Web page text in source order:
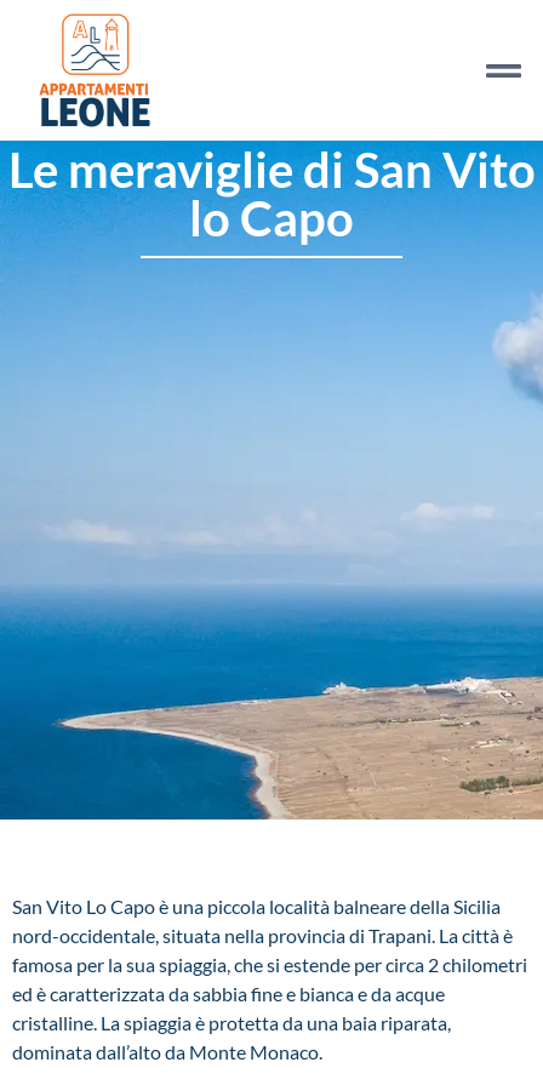
Le meraviglie di San Vito
lo Capo
San Vito Lo Capo è una piccola località balneare della Sicilia
nord-occidentale, situata nella provincia di Trapani. La città è
famosa per la sua spiaggia, che si estende per circa 2 chilometri
ed è caratterizzata da sabbia fine e bianca e da acque
cristalline. La spiaggia è protetta da una baia riparata,
dominata dall’alto da Monte Monaco.